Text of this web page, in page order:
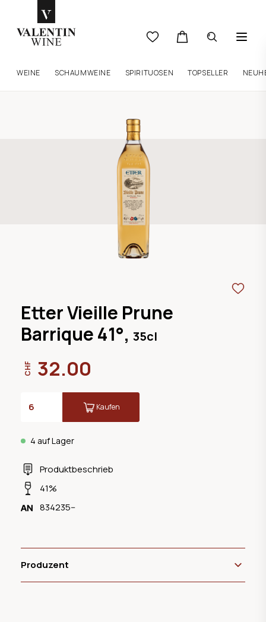
WEINE SCHAUMWEINE SPIRITUOSEN TOPSELLER
Etter Vieille Prune
Barrique 41°, 35cl
Produktbeschrieb
41%
834235--
4 auf Lager
CHF 32.00
Kaufen
Produzent